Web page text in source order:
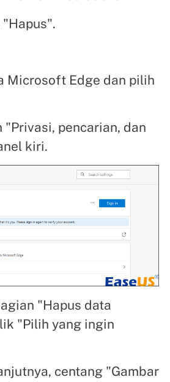
"Hapus".
Microsoft Edge dan pilih
"Privasi, pencarian, dan
kiri.
"Hapus data
"Pilih yang ingin
centang "Gambar